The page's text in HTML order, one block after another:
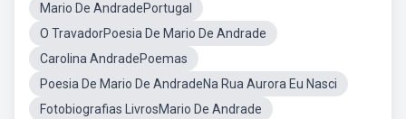
Mario De AndradePortugal
O TravadorPoesia De Mario De Andrade
Carolina AndradePoemas
Poesia De Mario De AndradeNa Rua Aurora Eu Nasci
Fotobiografias LivrosMario De Andrade